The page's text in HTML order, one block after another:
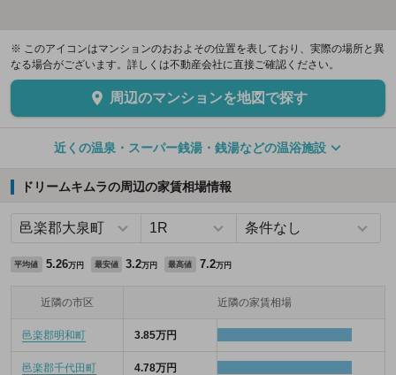
※ このアイコンはマンションのおおよその位置を表しており、実際の場所と異
なる場合がございます。詳しくは不動産会社に直接ご確認ください。
周辺のマンションを地図で探す
近くの温泉・スーパー銭湯・銭湯などの温浴施設
ドリームキムラの周辺の家賃相場情報
平均値 5.26万円 最安値 3.2万円 最高値 7.2万円
近隣の市区 近隣の家賃相場
邑楽郡明和町 3.85万円
邑楽郡千代田町 4.78万円